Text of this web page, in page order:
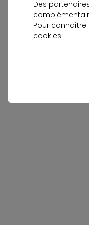
Des
Pour
cookies.